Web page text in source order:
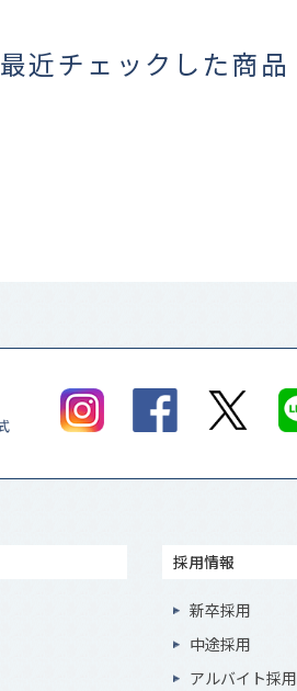
最近チェックした商品
採用情報
新卒採用
中途採用
アルバイト採用